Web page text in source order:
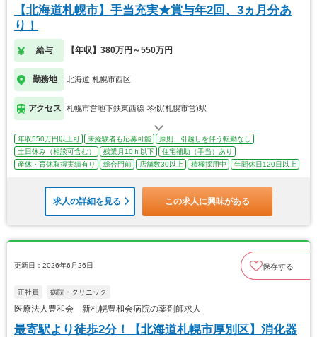
【北海道札幌市】手当充実★賞与年2回、3ヵ月分あ
り！
給与 【年収】380万円～550万円
勤務地 北海道 札幌市西区
アクセス 札幌市営地下鉄東西線 琴似(札幌市営)駅
年収550万円以上可 未経験者も応募可能
原則、引越しを伴う転勤なし
土日休み（相談可含む）
残業月10ｈ以下
住宅補助（手当）あり
産休・育休取得実績有り
総合門前 店舗数30以上 積極採用中 年間休日120日以上
求人の詳細を見る この求人に興味がある
更新日：2026年6月26日 保存する
正社員 病院・クリニック
医療法人豊和会 新札幌豊和会病院の薬剤師求人
最寄駅より徒歩2分！【北海道札幌市厚別区】消化器